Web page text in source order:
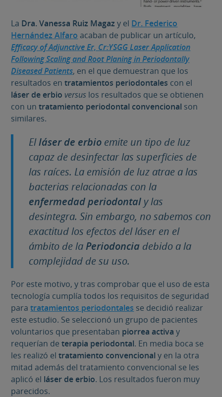
La Dra. Vanessa Ruiz Magaz y el Dr. Federico
Hernández Alfaro acaban de publicar un artículo,
Efficacy of Adjunctive Er, Cr:YSGG Laser Application
Following Scaling and Root Planing in Periodontally
Diseased Patients, en el que demuestran que los
resultados en tratamientos periodontales con el
láser de erbio versus los resultados que se obtienen
con untratamiento periodontal convencional son
similares.
Elláser de erbioemite un tipo de luz
capaz de desinfectar las superficies de
las raíces. La emisión de luz atrae a las
bacterias relacionadas con la
enfermedad periodontaly las
desintegra. Sin embargo, no sabemos con
exactitud los efectos del láser en el
ámbito de la Periodoncia debido a la
complejidad de su uso.
Por este motivo, y tras comprobar que el uso de esta
tecnología cumplía todos los requisitos de seguridad
paratratamientos periodontales se decidió realizar
este estudio. Se seleccionó un grupo de pacientes
voluntarios que presentaban piorrea activa y
requerían de terapia periodontal. En media boca se
les realizó eltratamiento convencional y en la otra
mitad además del tratamiento convencional se les
aplicó el láser de erbio. Los resultados fueron muy
parecidos.